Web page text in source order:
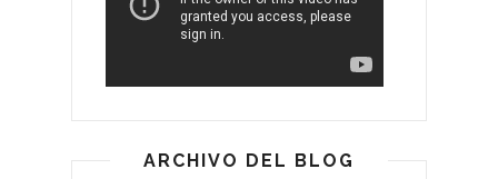
ARCHIVO DEL BLOG